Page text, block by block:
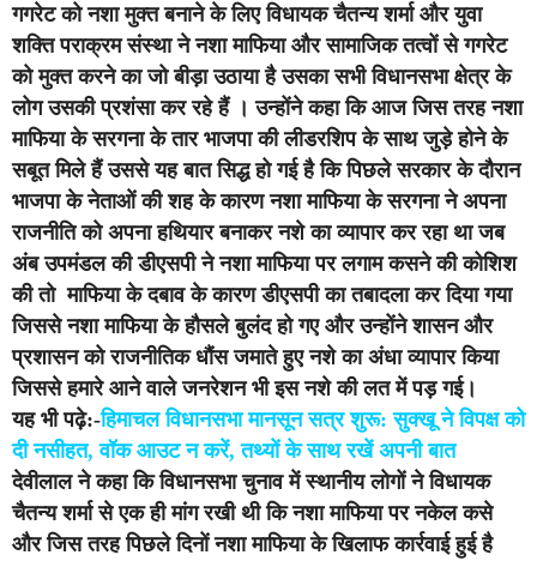
गगरेट को नशा मुक्त बनाने के लिए विधायक चैतन्य शर्मा और युवा
शक्ति पराक्रम संस्था ने नशा माफिया और सामाजिक तत्वों से गगरेट
को मुक्त करने का जो बीड़ा उठाया है उसका सभी विधानसभा क्षेत्र के
लोग उसकी प्रशंसा कर रहे हैं । उन्होंने कहा कि आज जिस तरह नशा
माफिया के सरगना के तार भाजपा की लीडरशिप के साथ जुड़े होने के
सबूत मिले हैं उससे यह बात सिद्ध हो गई है कि पिछले सरकार के दौरान
भाजपा के नेताओं की शह के कारण नशा माफिया के सरगना ने अपना
राजनीति को अपना हथियार बनाकर नशे का व्यापार कर रहा था जब
अंब उपमंडल की डीएसपी ने नशा माफिया पर लगाम कसने की कोशिश
की तो माफिया के दबाव के कारण डीएसपी का तबादला कर दिया गया
जिससे नशा माफिया के हौसले बुलंद हो गए और उन्होंने शासन और
प्रशासन को राजनीतिक धौंस जमाते हुए नशे का अंधा व्यापार किया
जिससे हमारे आने वाले जनरेशन भी इस नशे की लत में पड़ गई।
यह भी पढ़े:-हिमाचल विधानसभा मानसून सत्र शुरू: सुक्खू ने विपक्ष को
दी नसीहत, वॉक आउट न करें, तथ्यों के साथ रखें अपनी बात
देवीलाल ने कहा कि विधानसभा चुनाव में स्थानीय लोगों ने विधायक
चैतन्य शर्मा से एक ही मांग रखी थी कि नशा माफिया पर नकेल कसे
और जिस तरह पिछले दिनों नशा माफिया के खिलाफ कार्रवाई हुई है